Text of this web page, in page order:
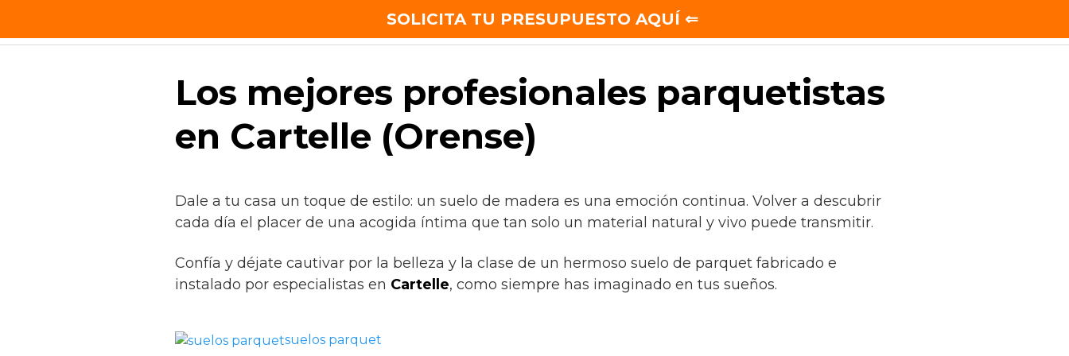
contenido
PRESUPUESTO GRATIS ¿Quiénes somos?
Los mejores profesionales parquetistas
en Cartelle (Orense)
Dale a tu casa un toque de estilo: un suelo de madera es una emoción continua. Volver a descubrir
cada día el placer de una acogida íntima que tan solo un material natural y vivo puede transmitir.
Confía y déjate cautivar por la belleza y la clase de un hermoso suelo de parquet fabricado e
instalado por especialistas en Cartelle, como siempre has imaginado en tus sueños.
suelos parquet
SOLICITA TU PRESUPUESTO AQUÍ ⇐